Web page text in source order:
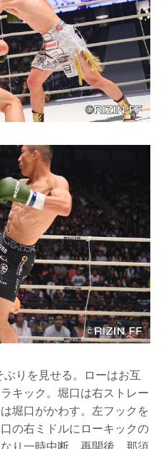
りを見せる。ローはお互
キック。堀口は右ストレー
堀口がかわす。左フックを
の右ミドルにローキックの
り一時中断。再開後、那須